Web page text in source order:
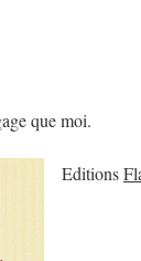
que moi.
Editions